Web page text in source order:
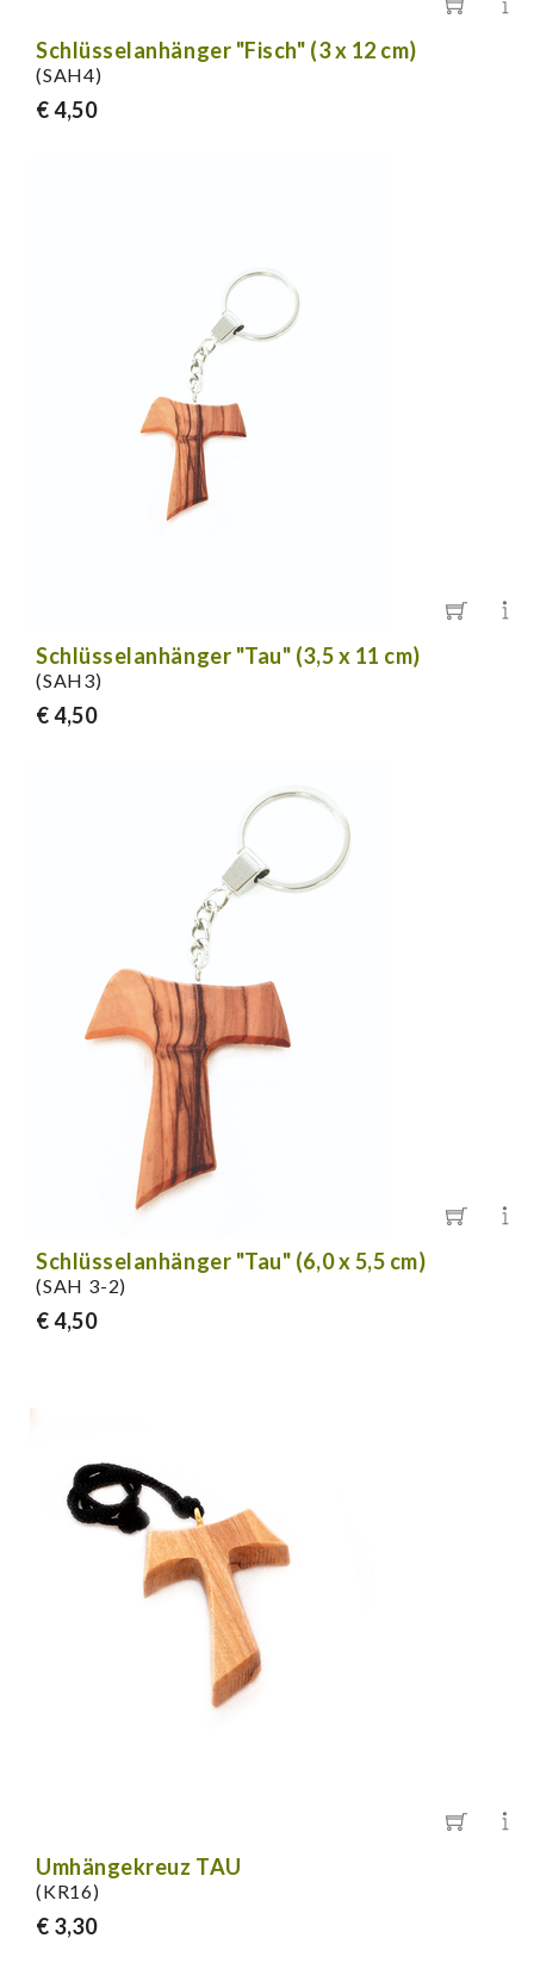
Schlüsselanhänger "Fisch" (3 x 12 cm)
(SAH4)
€ 4,50
Schlüsselanhänger "Tau" (3,5 x 11 cm)
(SAH3)
€ 4,50
Schlüsselanhänger "Tau" (6,0 x 5,5 cm)
(SAH 3-2)
€ 4,50
Umhängekreuz TAU
(KR16)
€ 3,30